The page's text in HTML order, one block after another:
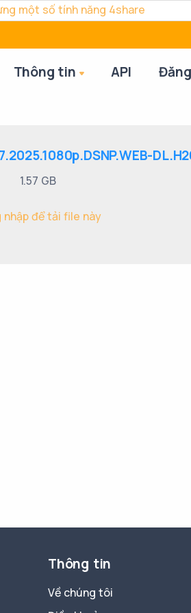
một số tính năng 4share
Thông tin API
1.57 GB
nhập để tải file này
Thông tin
Về chúng tôi